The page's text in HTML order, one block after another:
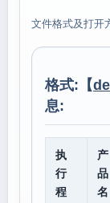
文件格式及打开
格式:【
息:
执
行
程
产
品
名